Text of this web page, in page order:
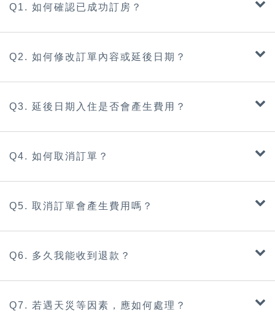
Q1. 如何確認已成功訂房？
Q2. 如何修改訂單內容或延後日期？
Q3. 延後日期入住是否會產生費用？
Q4. 如何取消訂單？
Q5. 取消訂單會產生費用嗎？
Q6. 多久我能收到退款？
Q7. 若遇天災等因素，應如何處理？